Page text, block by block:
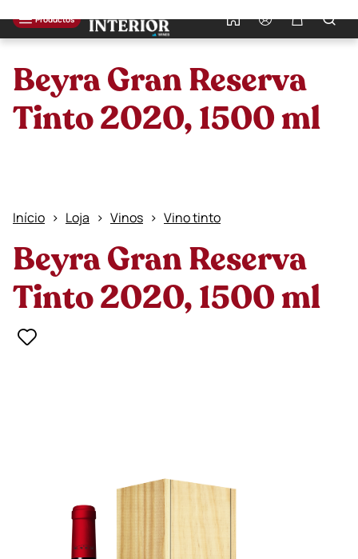
Productos
Beyra Gran Reserva
Tinto 2020, 1500 ml
Início Loja Vinos Vino tinto
Beyra Gran Reserva
Tinto 2020, 1500 ml